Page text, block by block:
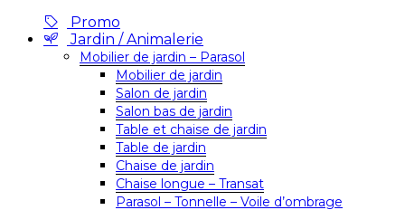
Promo
Jardin / Animalerie
Mobilier de jardin – Parasol
Mobilier de jardin
Salon de jardin
Salon bas de jardin
Table et chaise de jardin
Table de jardin
Chaise de jardin
Chaise longue – Transat
Parasol – Tonnelle – Voile d’ombrage